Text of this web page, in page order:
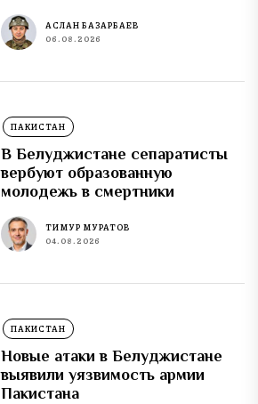
АСЛАН БАЗАРБАЕВ
06.08.2026
ПАКИСТАН
В Белуджистане сепаратисты
вербуют образованную
молодежь в смертники
ТИМУР МУРАТОВ
04.08.2026
ПАКИСТАН
Новые атаки в Белуджистане
выявили уязвимость армии
Пакистана